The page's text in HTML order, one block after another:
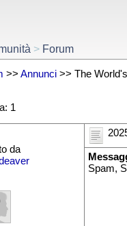
> Forum
>> Annunci>> The
1
da
Spam,